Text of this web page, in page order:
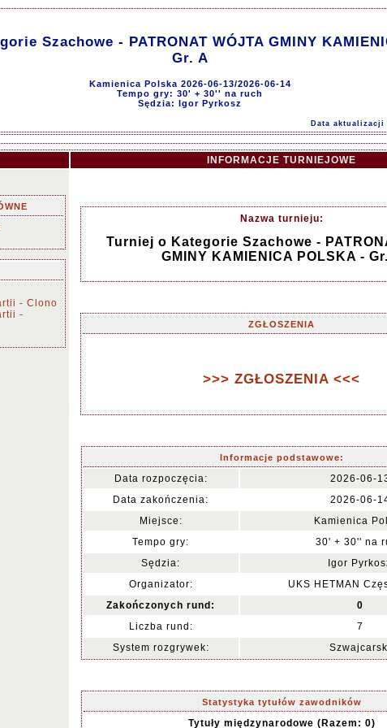
Szachowe - PATRONAT WÓJTA GMINY
Gr. A
Kamienica Polska 2026-06-13/2026-06-14
Tempo gry: 30' + 30'' na ruch
Sędzia: Igor Pyrkosz
Data aktualizacji
INFORMACJE TURNIEJOWE
- Clono
-
Nazwa turnieju:
Turniej o Kategorie Szachowe -
GMINY KAMIENICA POLSKA -
ZGŁOSZENIA
>>> ZGŁOSZENIA <<<
Informacje podstawowe:
Data rozpoczęcia:
2026-06-
Data zakończenia:
2026-06-
Miejsce:
Kamienica
Tempo gry:
30' + 30'' na
Sędzia:
Igor
Organizator:
UKS HETMAN
Zakończonych rund:
0
Liczba rund:
7
System rozgrywek:
Statystyka tytułów zawodników
Tytuły międzynarodowe (Razem: 0)